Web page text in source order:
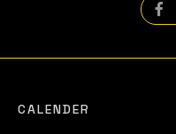
CALENDER